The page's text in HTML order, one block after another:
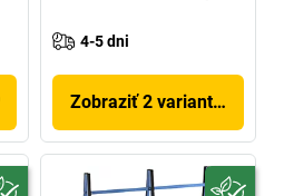
4-5 dni
Zobraziť 2 variantov